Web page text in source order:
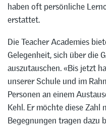
haben oft persönliche
erstattet.
Die Teacher Academies
Gelegenheit, sich über die
auszutauschen. «Bis jetzt
unserer Schule und im
Personen an einem
Kehl. Er möchte diese Zahl
Begegnungen tragen dazu